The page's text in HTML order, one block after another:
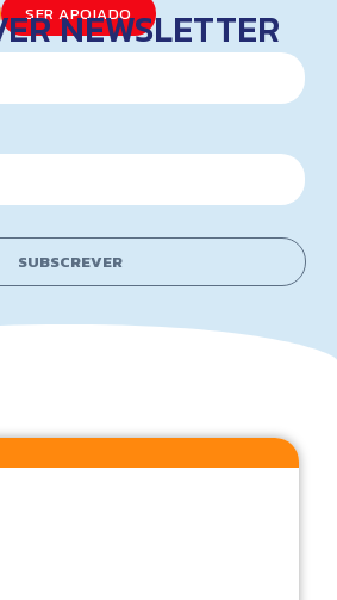
SER APOIADO
NEWSLETTER
SUBSCREVER